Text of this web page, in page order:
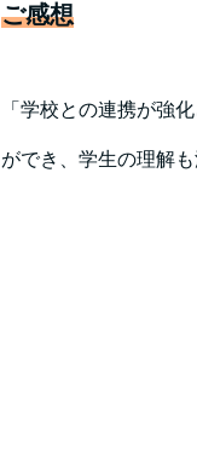
ご感想
「学校との連携が強
ができ、学生の理解も